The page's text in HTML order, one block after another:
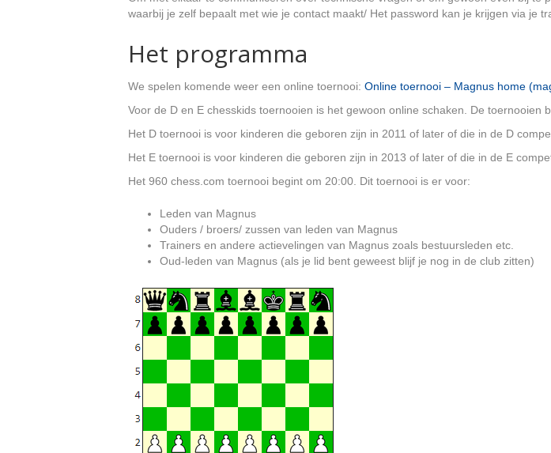
waarbij je zelf bepaalt met wie je contact maakt/ Het password kan je krijgen via je
Het programma
We spelen komende weer een online toernooi: Online toernooi – Magnus home
Voor de D en E chesskids toernooien is het gewoon online schaken. De toernooien
Het D toernooi is voor kinderen die geboren zijn in 2011 of later of die in de D
Het E toernooi is voor kinderen die geboren zijn in 2013 of later of die in de E
Het 960 chess.com toernooi begint om 20:00. Dit toernooi is er voor:
Leden van Magnus
Ouders / broers/ zussen van leden van Magnus
Trainers en andere actievelingen van Magnus zoals bestuursleden etc.
Oud-leden van Magnus (als je lid bent geweest blijf je nog in de club zitten)